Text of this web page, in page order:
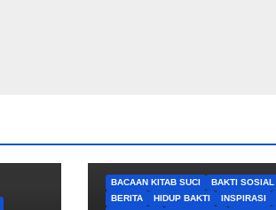
BACAAN KITAB SUCI
BAKTI SOSIAL
BERITA
HIDUP BAKTI INSPIRASI